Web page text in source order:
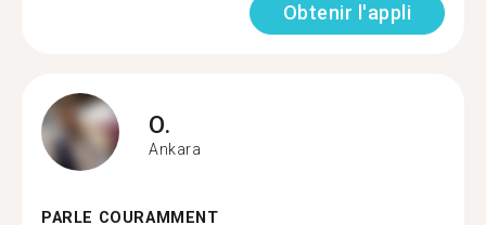
Obtenir l'appli
O.
Ankara
PARLE COURAMMENT